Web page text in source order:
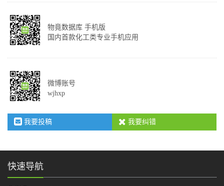
物竟数据库 手机版
国内首款化工类专业手机应用
微博账号
wjhxp
我要投稿 我要纠错
快速导航